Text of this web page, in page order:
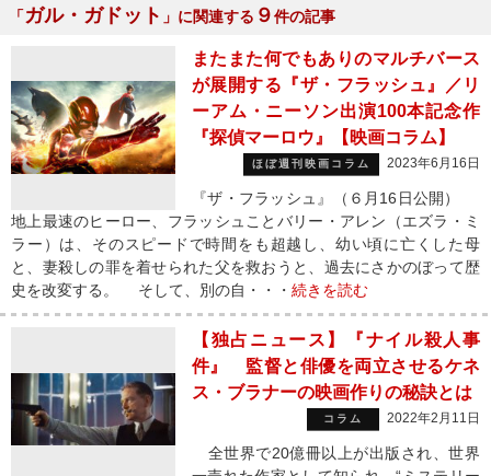
「ガル・ガドット 」に関連する ９件の記事
またまた何でもありのマルチバース
が展開する『ザ・フラッシュ』／リ
ーアム・ニーソン出演100本記念作
『探偵マーロウ』【映画コラム】
ほぼ週刊映画コラム 2023年6月16日
『ザ・フラッシュ』（６月16日公開）
地上最速のヒーロー、フラッシュことバリー・アレン（エズラ・ミ
ラー）は、そのスピードで時間をも超越し、幼い頃に亡くした母
と、妻殺しの罪を着せられた父を救おうと、過去にさかのぼって歴
史を改変する。 そして、別の自・・・ 続きを読む
【独占ニュース】『ナイル殺人事
件』 監督と俳優を両立させるケネ
ス・ブラナーの映画作りの秘訣とは
コラム 2022年2月11日
全世界で20億冊以上が出版され、世界